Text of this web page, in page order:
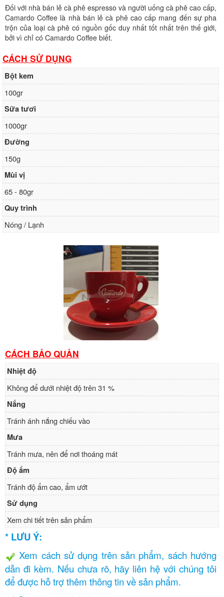
Số TK:
222 899 001
Ngân hàng Ngoại thương Việt Nam
Chi nhánh:
Vietcombank Hà Nội
Chủ TK:
Nguyễn Văn Tuấn
Đối với nhà bán lẻ cà phê espresso và người uống cà phê cao cấp,
Camardo Coffee là nhà bán lẻ cà phê cao cấp mang đến sự pha
trộn của loại cà phê có nguồn gốc duy nhất tốt nhất trên thế giới,
bởi vì chỉ có Camardo Coffee biết.
CÁCH SỬ DỤNG
Bột kem
100gr
Sữa tươi
1000gr
Đường
150g
Mùi vị
65 - 80gr
Quy trình
Nóng / Lạnh
CÁCH BẢO QUẢN
Nhiệt độ
Không để dưới nhiệt độ trên 31 %
Nắng
Tránh ánh nắng chiếu vào
Mưa
Tránh mưa, nên để nơi thoáng mát
Độ ẩm
Tránh độ ẩm cao, ẩm ướt
Sử dụng
Xem chi tiết trên sản phẩm
* LƯU Ý:
Xem cách sử dụng trên sản phẩm, sách hướng
dẫn đi kèm. Nếu chưa rõ, hãy liên hệ với chúng tôi
để được hỗ trợ thêm thông tin về sản phẩm.